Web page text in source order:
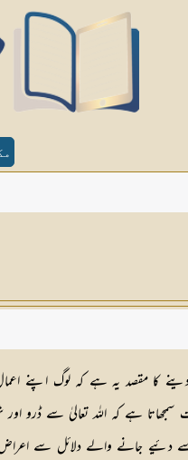
کا مقصد یہ ہے کہ لوگ اپنے اعمال
سمجھاتا ہے کہ اللہ تعالیٰ سے
جانے والے دلائل سے اعراض